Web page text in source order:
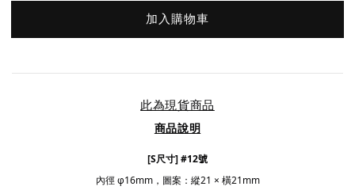
加入購物車
此為現貨商品
商品說明
[S尺寸] #12號
內徑 φ16mm，圖案：縱21 × 橫21mm